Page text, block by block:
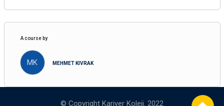
A course by
MK MEHMET KIVRAK
© Copyright Kariyer Koleji. 2022